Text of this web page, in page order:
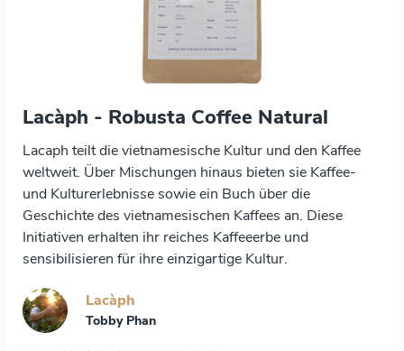
Lacàph - Robusta Coffee Natural
Lacaph teilt die vietnamesische Kultur und den Kaffee
weltweit. Über Mischungen hinaus bieten sie Kaffee-
und Kulturerlebnisse sowie ein Buch über die
Geschichte des vietnamesischen Kaffees an. Diese
Initiativen erhalten ihr reiches Kaffeeerbe und
sensibilisieren für ihre einzigartige Kultur.
Lacàph
Tobby Phan